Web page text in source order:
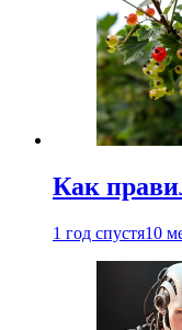
Как
1 год спустя10